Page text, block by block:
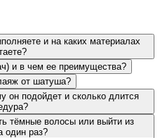
и на каких материалах
и в чем ее преимущества?
от шатуша?
он подойдет и сколько длится
тёмные волосы или выйти из
один раз?